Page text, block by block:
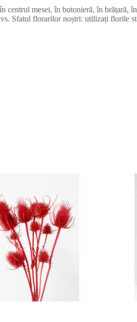
centrul mesei, în butonieră, în
Sfatul florarilor noștri: utilizați florile